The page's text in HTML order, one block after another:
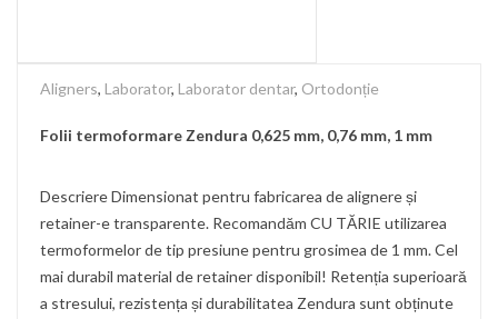
Aligners, Laborator, Laborator dentar, Ortodonție
Folii termoformare Zendura 0,625 mm, 0,76 mm, 1 mm
Descriere Dimensionat pentru fabricarea de alignere și
retainer-e transparente. Recomandăm CU TĂRIE utilizarea
termoformelor de tip presiune pentru grosimea de 1 mm. Cel
mai durabil material de retainer disponibil! Retenția superioară
a stresului, rezistența și durabilitatea Zendura sunt obținute